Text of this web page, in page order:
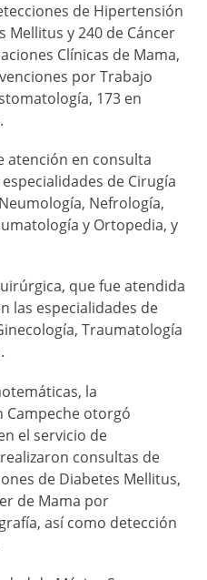
de Hipertensión
Mellitus y 240 de Cáncer
Clínicas de Mama,
por Trabajo
173 en
atención en consulta
de Cirugía
Nefrología,
y Ortopedia, y
que fue atendida
las especialidades de
Traumatología
la
Campeche otorgó
el servicio de
consultas de
de Diabetes Mellitus,
de Mama por
así como detección